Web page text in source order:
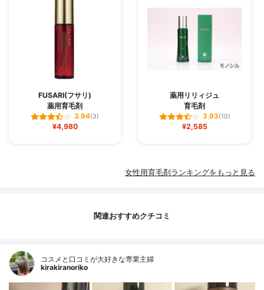
FUSARI(フサリ)
薬用育毛剤
3.94(3)
¥4,980
薬用リリィジュ
育毛剤
3.93(10)
¥2,585
女性用育毛剤ランキングをもっと見る
関連おすすめクチコミ
コスメと口コミが大好きな専業主婦
kirakiranoriko